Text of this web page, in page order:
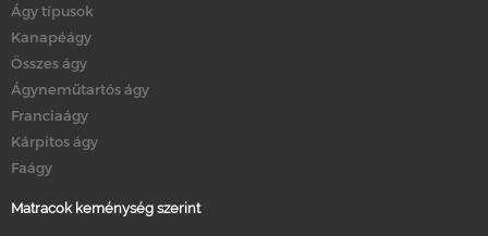
Ágy típusok
Kanapéágy
Összes ágy
Ágyneműtartós ágy
Franciaágy
Kárpitos ágy
Faágy
Matracok keménység szerint